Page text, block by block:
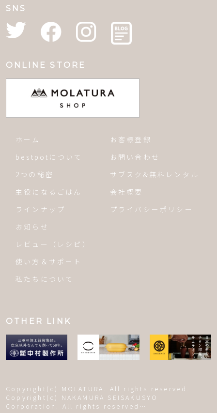
SNS
ONLINE STORE
ホーム
bestpotについて
2つの秘密
主役になるごはん
ラインナップ
お知らせ
レビュー（レシピ）
使い方＆サポート
私たちについて
お客様登録
お問い合わせ
サブスク&無料レンタル
会社概要
プライバシーポリシー
OTHER LINK
Copyright(c) MOLATURA. All rights reserved.
Copyright(c) NAKAMURA SEISAKUSYO
Corporation. All rights reserved…